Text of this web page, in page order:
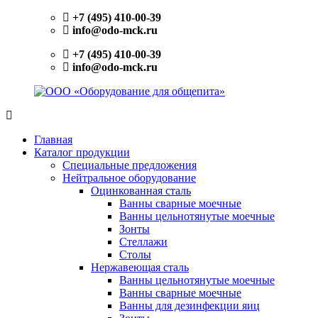
+7 (495) 410-00-39
info@odo-mck.ru
+7 (495) 410-00-39
info@odo-mck.ru
«Оборудование
общепита»
нейтрального
оборудования.
Поставки
теплового,
электромеханического
Главная
Каталог продукции
Специальные предложения
Нейтральное оборудование
Оцинкованная сталь
Ванны сварные моечные
Ванны цельнотянутые моечные
Зонты
Стеллажи
Столы
Нержавеющая сталь
Ванны цельнотянутые моечные
Ванны сварные моечные
Ванны для дезинфекции яиц